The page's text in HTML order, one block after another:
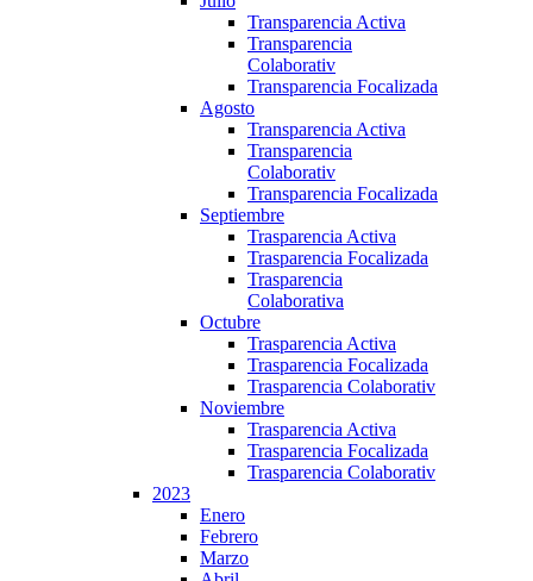
Transparencia Activa
Transparencia
Colaborativ
Transparencia Focalizada
Agosto
Transparencia Activa
Transparencia
Colaborativ
Transparencia Focalizada
Septiembre
Trasparencia Activa
Trasparencia Focalizada
Trasparencia
Colaborativa
Octubre
Trasparencia Activa
Trasparencia Focalizada
Trasparencia Colaborativ
Noviembre
Trasparencia Activa
Trasparencia Focalizada
Trasparencia Colaborativ
2023
Enero
Febrero
Marzo